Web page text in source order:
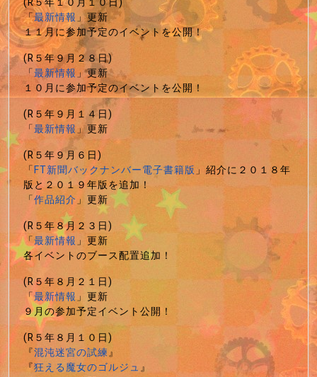
「最新情報」更新
１１月に参加予定のイベントを公開！
(R５年９月２８日)
「最新情報」更新
１０月に参加予定のイベントを公開！
(R５年９月１４日)
「最新情報」更新
(R５年９月６日)
「FT新聞バックナンバー電子書籍版」紹介に２０１８年
版と２０１９年版を追加！
「作品紹介」更新
(R５年８月２３日)
「最新情報」更新
各イベントのブース配置追加！
(R５年８月２１日)
「最新情報」更新
９月の参加予定イベント公開！
(R５年８月１０日)
『混沌迷宮の試練』
『狂える魔女のゴルジュ』